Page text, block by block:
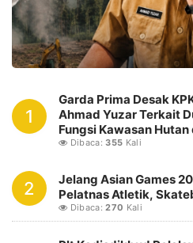
1
Garda Prima Desak
Ahmad Yuzar Terkait
Fungsi Kawasan Hutan
Dibaca:355 Kali
2
Jelang Asian Games
Pelatnas Atletik,
Dibaca:270 Kali